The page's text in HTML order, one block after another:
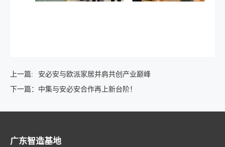
上一篇:
安必安与欧派家居并肩共创产业巅峰
下一篇： 中集与安必安合作再上新台阶！
广东智造基地